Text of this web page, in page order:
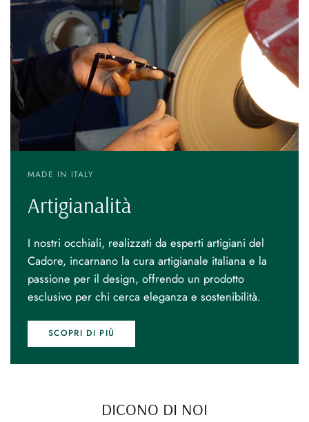
MADE IN ITALY
Artigianalità
I nostri occhiali, realizzati da esperti artigiani del
Cadore, incarnano la cura artigianale italiana e la
passione per il design, offrendo un prodotto
esclusivo per chi cerca eleganza e sostenibilità.
SCOPRI DI PIÙ
DICONO DI NOI